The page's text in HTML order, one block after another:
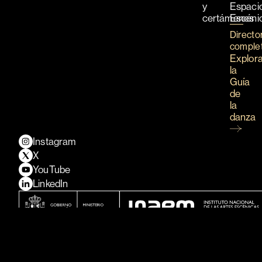
y
certámenes
la
Guía
de
la
danza
Instagram
X
YouTube
LinkedIn